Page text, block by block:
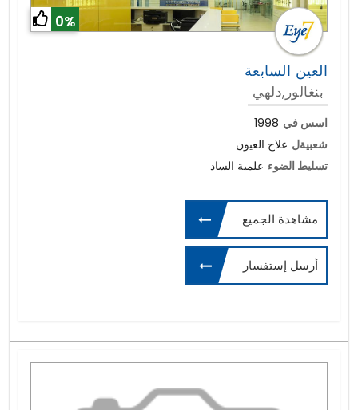
0%
العين السابعة
بنغالور,دلهي
اسس في 1998
شعبيةل علاج العيون
تسليط الضوء علمية الساد
مشاهدة الجميع
أرسل إستفسار